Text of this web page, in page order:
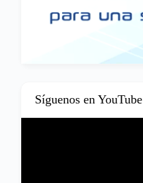
Síguenos en YouTube